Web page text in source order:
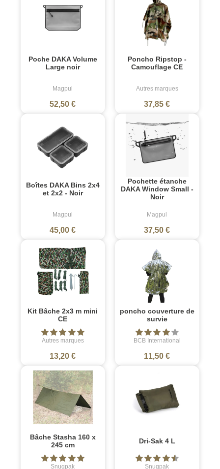
Poche DAKA Volume
Large noir
Magpul
52,50 €
Poncho Ripstop -
Camouflage CE
Autres marques
37,85 €
Boîtes DAKA Bins 2x4
et 2x2 - Noir
Magpul
45,00 €
Pochette étanche
DAKA Window Small -
Noir
Magpul
37,50 €
Kit Bâche 2x3 m mini
CE
Autres marques
13,20 €
poncho couverture de
survie
BCB International
11,50 €
Bâche Stasha 160 x
245 cm
Snugpak
Dri-Sak 4 L
Snugpak